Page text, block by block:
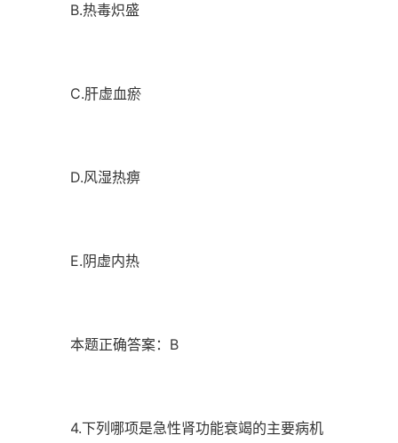
B.热毒炽盛
C.肝虚血瘀
D.风湿热痹
E.阴虚内热
本题正确答案：B
4.下列哪项是急性肾功能衰竭的主要病机